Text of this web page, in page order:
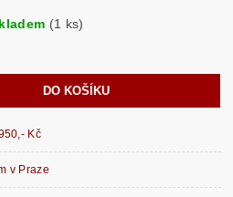
(1 ks)
v Praze
Kč